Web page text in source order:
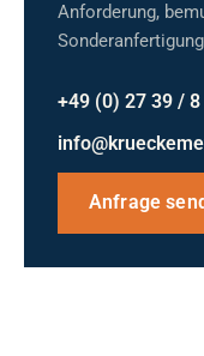
Anforderung,
+49 (0) 27 39 /
Anfrage